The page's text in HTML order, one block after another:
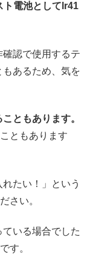
ト電池としてlr41
認で使用するテ
あるため、気を
ともあります。
ともあります
たい！」という
さい。
いる場合でした
す。